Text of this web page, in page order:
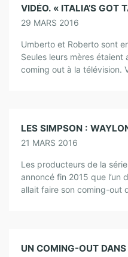
29 MARS 2016
Umberto et Roberto sont
Seules leurs mères
coming out à la télévision.
21 MARS 2016
Les producteurs de la
annoncé fin 2015 que l’un
allait faire son coming-out